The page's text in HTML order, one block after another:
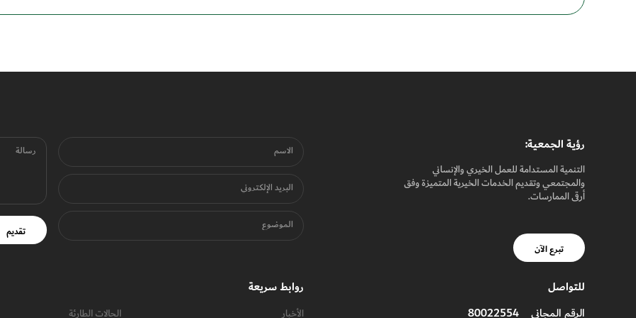
رؤيـة الجمعيـة:
التنمية المستدامة للعمل الخيري والإنساني
والمجتمعي وتقديم الخدمات الخيرية المتميزة وفق
أرقى الممارسات.
تبرع الآن
الاسم
البريد الإلكتروني
الموضوع
رسالة
تقديم
للتواصل
الرقم المجاني 80022554
روابط سريعة
الأخبار الحالات الطارئة